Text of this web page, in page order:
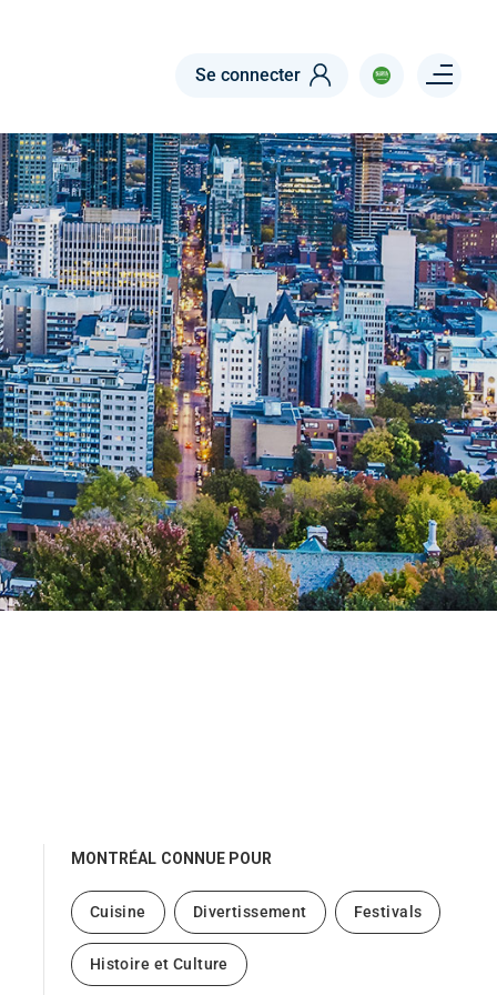
Se connecter Menu right
MONTRÉAL CONNUE POUR
Cuisine Divertissement Festivals
Histoire et Culture